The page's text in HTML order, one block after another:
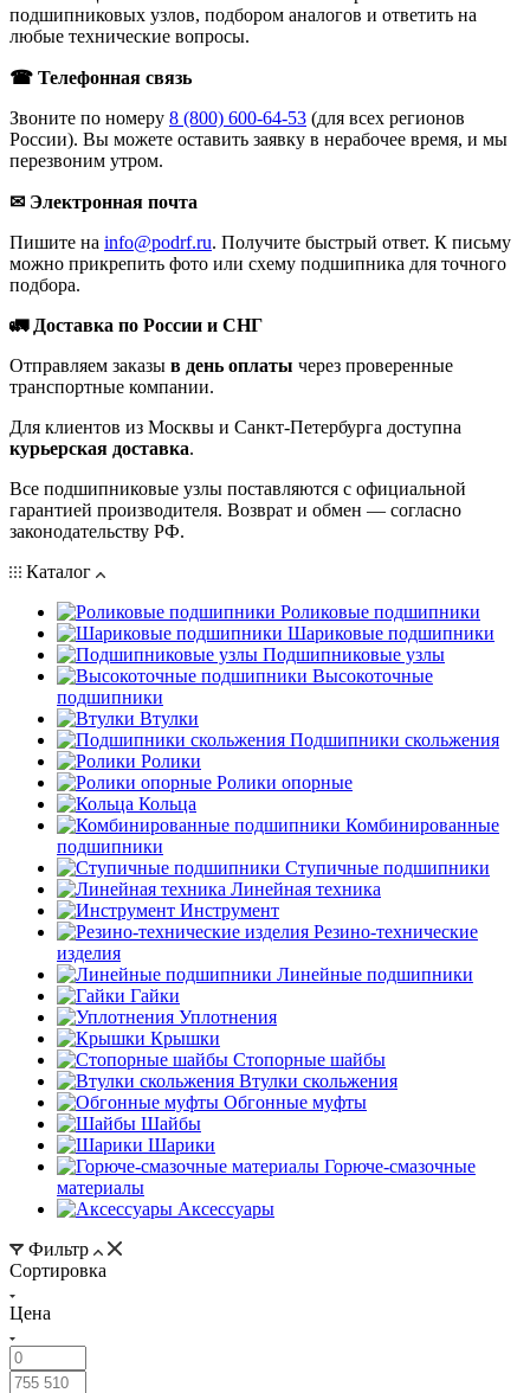
подшипниковых узлов, подбором аналогов и ответить на
любые технические вопросы.
☎ Телефонная связь
Звоните по номеру 8 (800) 600-64-53 (для всех регионов
России). Вы можете оставить заявку в нерабочее время, и мы
перезвоним утром.
✉ Электронная почта
Пишите на info@podrf.ru. Получите быстрый ответ. К письму
можно прикрепить фото или схему подшипника для точного
подбора.
🚛 Доставка по России и СНГ
Отправляем заказы в день оплаты через проверенные
транспортные компании.
Для клиентов из Москвы и Санкт-Петербурга доступна
курьерская доставка.
Все подшипниковые узлы поставляются с официальной
гарантией производителя. Возврат и обмен — согласно
законодательству РФ.
Каталог
Роликовые подшипники
Шариковые подшипники
Подшипниковые узлы
Высокоточные
подшипники
Втулки
Подшипники скольжения
Ролики
Ролики опорные
Кольца
Комбинированные
подшипники
Ступичные подшипники
Линейная техника
Инструмент
Резино-технические
изделия
Линейные подшипники
Гайки
Уплотнения
Крышки
Стопорные шайбы
Втулки скольжения
Обгонные муфты
Шайбы
Шарики
Горюче-смазочные
материалы
Аксессуары
Фильтр
Сортировка
Цена